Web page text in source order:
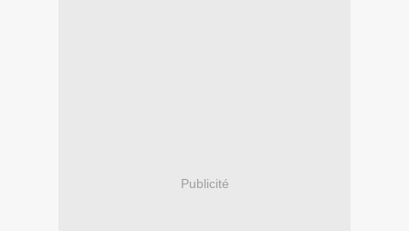
Publicité